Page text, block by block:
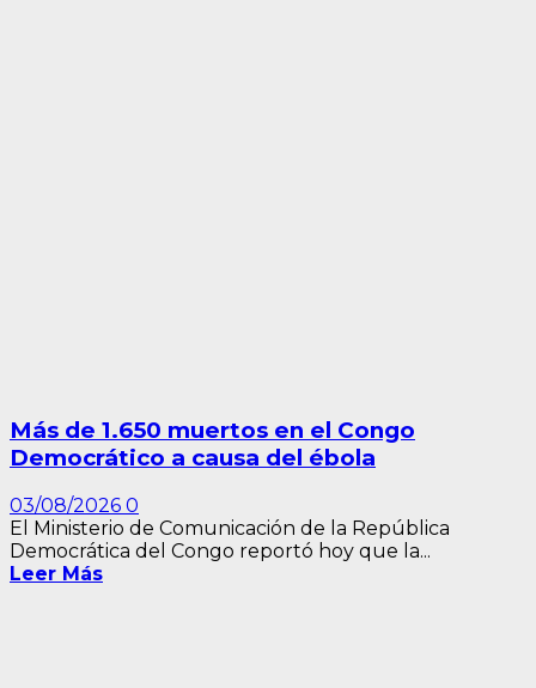
Más de 1.650 muertos en el Congo
Democrático a causa del ébola
03/08/2026 0
El Ministerio de Comunicación de la República
Democrática del Congo reportó hoy que la...
Leer Más